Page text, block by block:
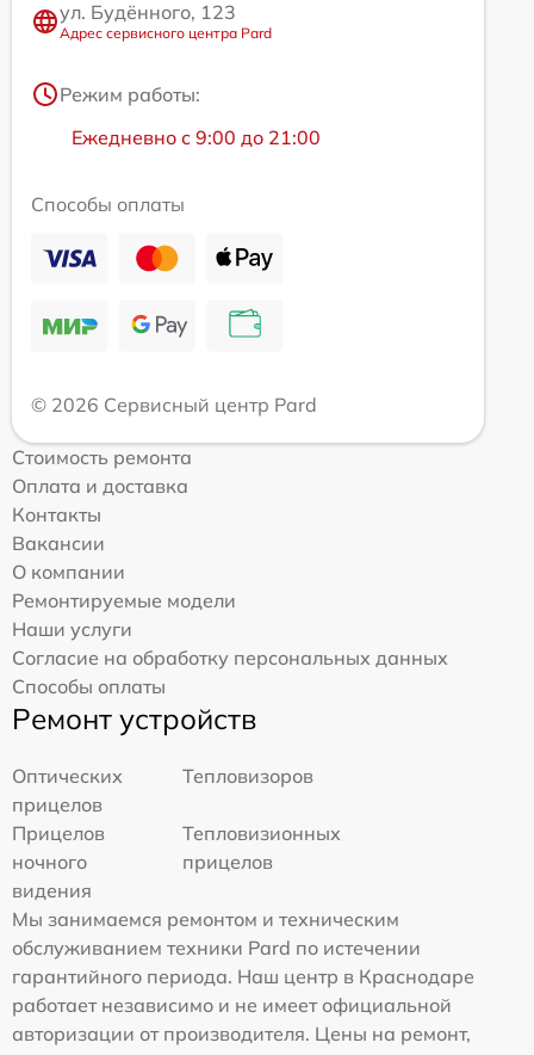
ул. Будённого, 123
Адрес сервисного центра Pard
Режим работы:
Ежедневно с 9:00 до 21:00
Способы оплаты
© 2026 Сервисный центр Pard
Стоимость ремонта
Оплата и доставка
Контакты
Вакансии
О компании
Ремонтируемые модели
Наши услуги
Согласие на обработку персональных данных
Способы оплаты
Ремонт устройств
Оптических
прицелов
Тепловизоров
Прицелов
ночного
видения
Тепловизионных
прицелов
Мы занимаемся ремонтом и техническим
обслуживанием техники Pard по истечении
гарантийного периода. Наш центр в Краснодаре
работает независимо и не имеет официальной
авторизации от производителя. Цены на ремонт,